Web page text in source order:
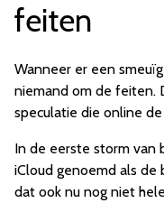
feiten
Wanneer er een
niemand om de feiten.
speculatie die online
In de eerste storm van
iCloud genoemd als de
dat ook nu nog niet